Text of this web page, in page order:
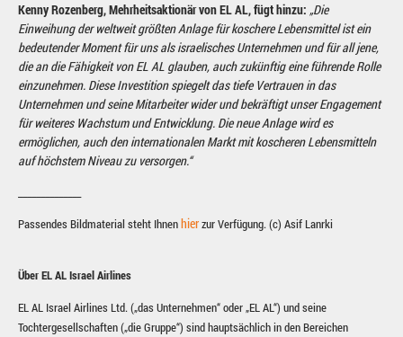
Kenny Rozenberg, Mehrheitsaktionär von EL AL, fügt hinzu: „Die
Einweihung der weltweit größten Anlage für koschere Lebensmittel ist ein
bedeutender Moment für uns als israelisches Unternehmen und für all jene,
die an die Fähigkeit von EL AL glauben, auch zukünftig eine führende Rolle
einzunehmen. Diese Investition spiegelt das tiefe Vertrauen in das
Unternehmen und seine Mitarbeiter wider und bekräftigt unser Engagement
für weiteres Wachstum und Entwicklung. Die neue Anlage wird es
ermöglichen, auch den internationalen Markt mit koscheren Lebensmitteln
auf höchstem Niveau zu versorgen.“
Passendes Bildmaterial steht Ihnenhierzur Verfügung. (c) Asif Lanrki
Über EL AL Israel Airlines
EL AL Israel Airlines Ltd. („das Unternehmen“ oder „EL AL“) und seine
Tochtergesellschaften („die Gruppe“) sind hauptsächlich in den Bereichen